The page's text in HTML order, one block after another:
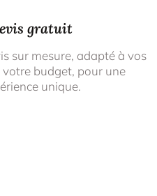
gratuit
sur mesure, adapté à vos
votre budget, pour une
unique.